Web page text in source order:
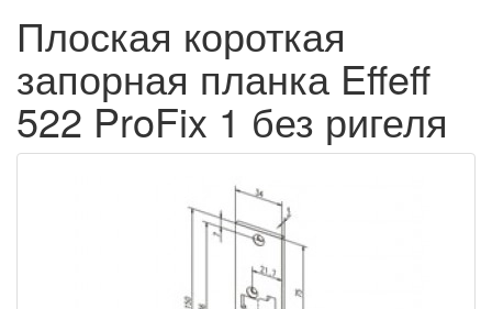
Плоская короткая
запорная планка Effeff
522 ProFix 1 без ригеля